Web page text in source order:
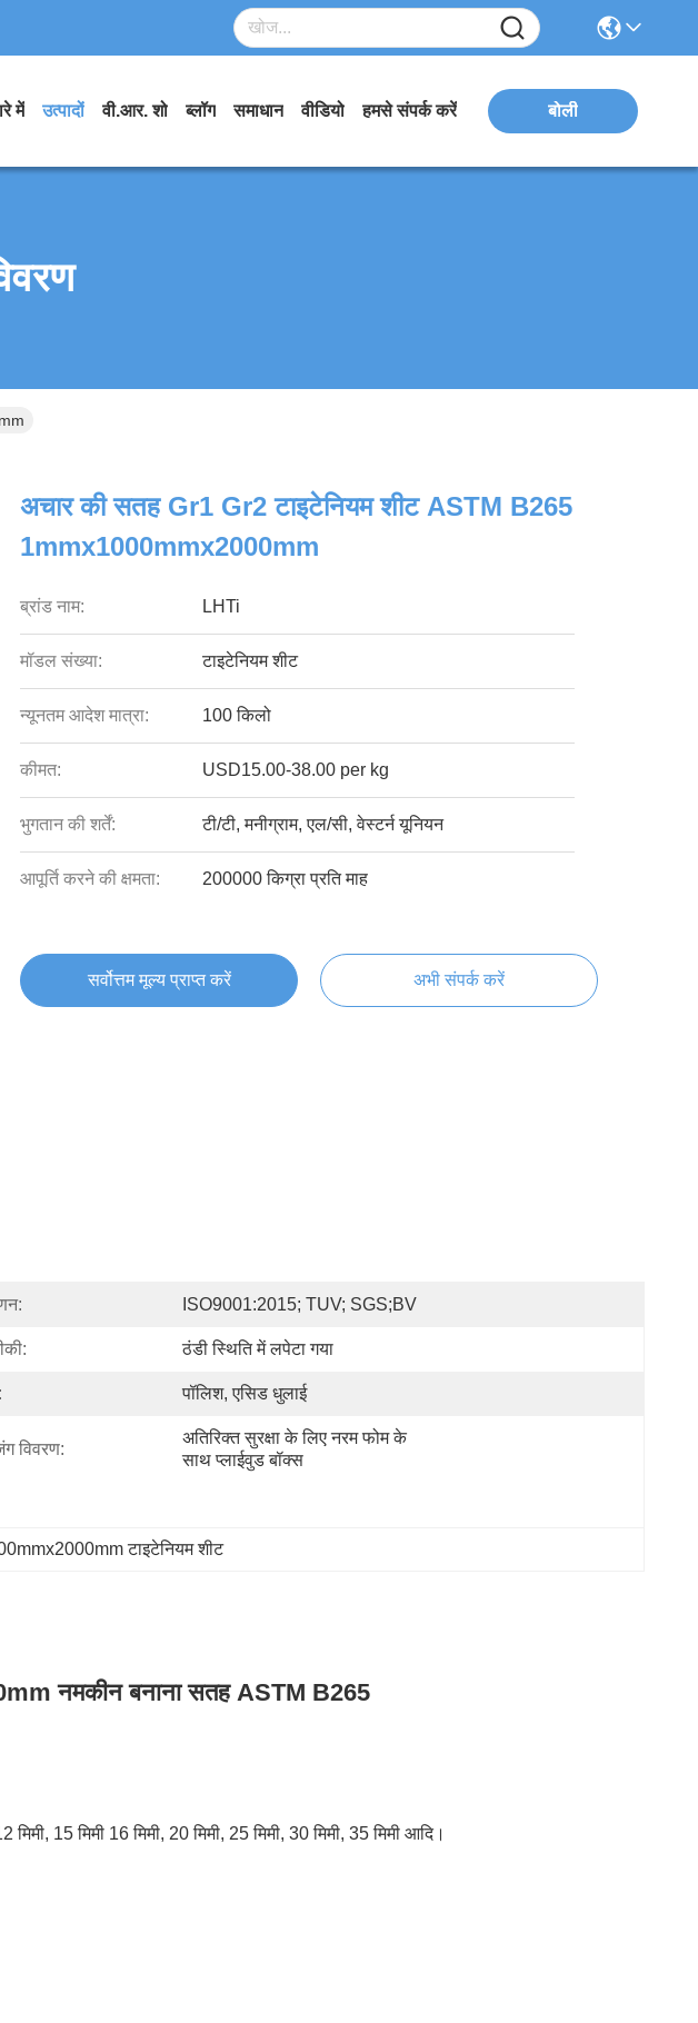
में उत्पादों वी.आर. शो ब्लॉग समाधान वीडियो हमसे संपर्क करें बोली
अचार की सतह Gr1 Gr2 टाइटेनियम शीट ASTM B265
1mmx1000mmx2000mm
ब्रांड नाम: LHTi
मॉडल संख्या: टाइटेनियम शीट
न्यूनतम आदेश मात्रा: 100 किलो
कीमत: USD15.00-38.00 per kg
भुगतान की शर्तें: टी/टी, मनीग्राम, एल/सी, वेस्टर्न यूनियन
आपूर्ति करने की क्षमता: 200000 किग्रा प्रति माह
सर्वोत्तम मूल्य प्राप्त करें अभी संपर्क करें
ISO9001:2015; TUV; SGS;BV
ठंडी स्थिति में लपेटा गया
पॉलिश, एसिड धुलाई
विवरण:
अतिरिक्त सुरक्षा के लिए नरम फोम के
साथ प्लाईवुड बॉक्स
टाइटेनियम शीट
नमकीन बनाना सतह ASTM B265
मिमी, 15 मिमी 16 मिमी, 20 मिमी, 25 मिमी, 30 मिमी, 35 मिमी आदि।